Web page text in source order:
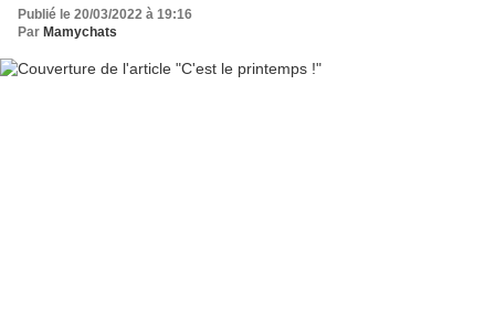
Publié le 20/03/2022 à 19:16
Par Mamychats